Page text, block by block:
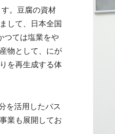
。豆腐の資材
して、日本全国
つては塩業をや
物として、にが
を再生成する体
を活用したバス
業も展開してお